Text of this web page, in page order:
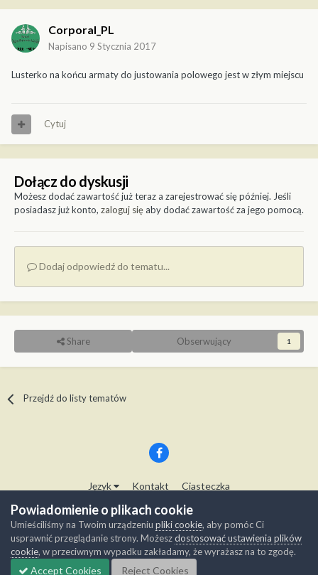
Corporal_PL
Napisano 9 Stycznia 2017
Lusterko na końcu armaty do justowania polowego jest w złym miejscu
Cytuj
Dołącz do dyskusji
Możesz dodać zawartość już teraz a zarejestrować się później. Jeśli
posiadasz już konto, zaloguj sięaby dodać zawartość za jego pomocą.
Dodaj odpowiedź do tematu...
Share Obserwujący 1
Przejdź do listy tematów
Język Kontakt Ciasteczka
Copyright © Modelwork.pl
Powered by Invision Community
Powiadomienie o plikach cookie
Umieściliśmy na Twoim urządzeniu pliki cookie, aby pomóc Ci
usprawnić przeglądanie strony. Możeszdostosować ustawienia plików
cookie, w przeciwnym wypadku zakładamy, że wyrażasz na to zgodę.
Accept Cookies Reject Cookies